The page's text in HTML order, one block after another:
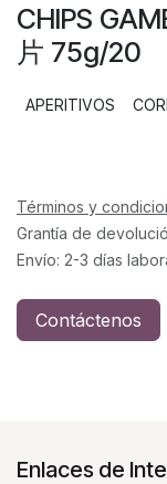
CHIPS
片 75g/20
APERITIVOS
Términos y
Grantía de
Envío: 2-3 días
Contáctenos
Enlaces de